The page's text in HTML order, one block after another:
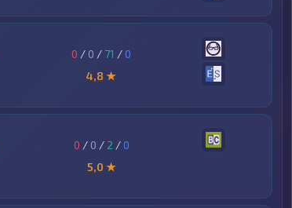
0 / 0 / 71 /0
4,8 ★
0 / 0 / 2 /0
5,0 ★